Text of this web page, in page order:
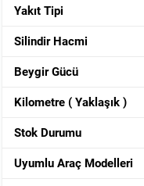
Yakıt Tipi
Silindir Hacmi
Beygir Gücü
Kilometre ( Yaklaşık )
Stok Durumu
Uyumlu Araç Modelleri